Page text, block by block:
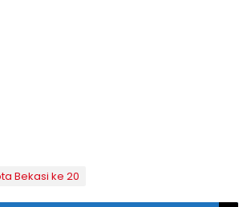
Bekasi ke 20